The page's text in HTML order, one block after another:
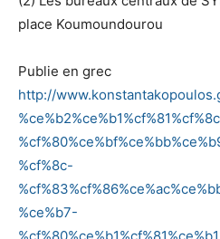
place Koumoundourou
Publie en grec
http://
%cf%8c-
%ce%b7-